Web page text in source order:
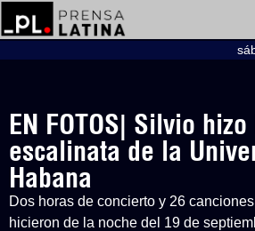
EN FOTOS| Silvio
escalinata de la
Habana
Dos horas de concierto y 26
hicieron de la noche del 19 de